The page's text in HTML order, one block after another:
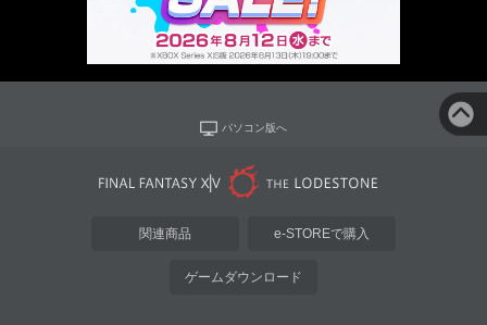
パソコン版へ
関連商品 e-STOREで購入
ゲームダウンロード